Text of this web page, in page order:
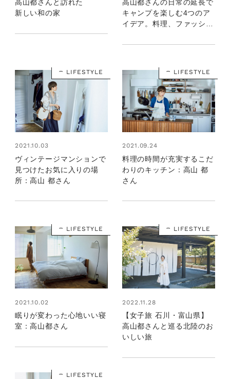
高山都さんと訪れた
新しい和の家
高山都さんの日常の延長で
キャンプを楽しむ4つのア
イデア。料理、ファッショ
LIFESTYLE
2021.10.03
ヴィンテージマンションで
見つけたお気に入りの場
所：高山 都さん
LIFESTYLE
2021.09.24
料理の時間が充実するこだ
わりのキッチン：高山 都
さん
LIFESTYLE
2021.10.02
眠りが変わった心地いい寝
室：高山都さん
LIFESTYLE
2022.11.28
【女子旅 石川・富山県】
高山都さんと巡る北陸のお
いしい旅
LIFESTYLE